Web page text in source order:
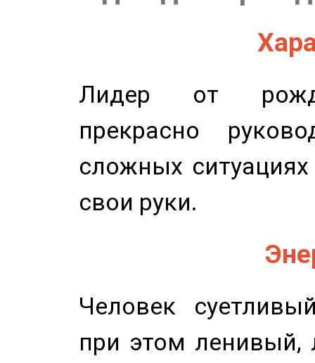
Лидер от
прекрасно
сложных
свои руки.
Человек
при этом